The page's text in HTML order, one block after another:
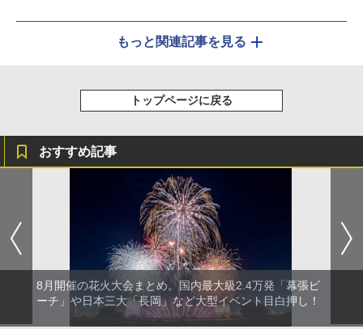
もっと関連記事を見る
トップページに戻る
おすすめ記事
8月開催の花火大会まとめ。国内最大級2.4万発「幕張ビ
ーチ」や日本三大「長岡」など大型イベント目白押し！